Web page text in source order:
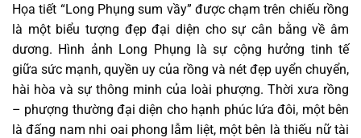
Họa tiết “Long Phụng sum vầy” được chạm trên chiếu rồng
là một biểu tượng đẹp đại diện cho sự cân bằng về âm
dương. Hình ảnh Long Phụng là sự cộng hưởng tinh tế
giữa sức mạnh, quyền uy của rồng và nét đẹp uyển chuyển,
hài hòa và sự thông minh của loài phượng. Thời xưa rồng
– phượng thường đại diện cho hạnh phúc lứa đôi, một bên
là đấng nam nhi oai phong lẫm liệt, một bên là thiếu nữ tài